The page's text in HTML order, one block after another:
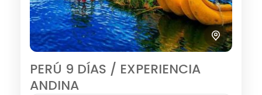
PERÚ 9 DÍAS / EXPERIENCIA
ANDINA